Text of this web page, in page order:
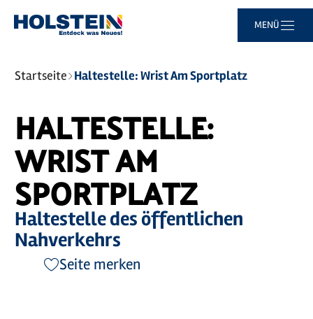
MENÜ
Sie
sind
Startseite Haltestelle: Wrist Am Sportplatz
HALTESTELLE:
WRIST AM
SPORTPLATZ
Haltestelle des öffentlichen
Nahverkehrs
Seite merken